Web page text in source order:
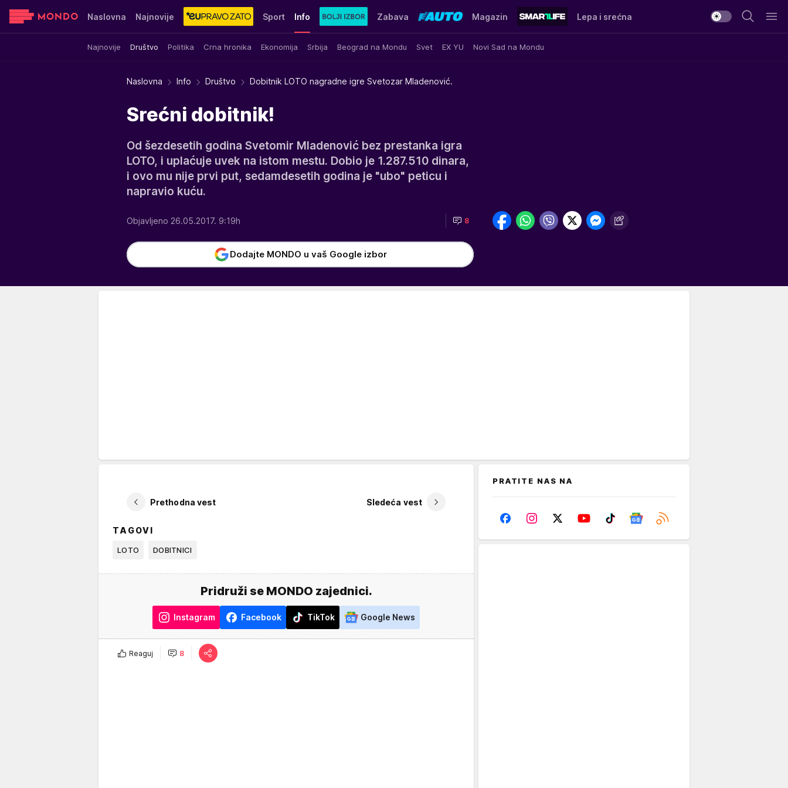
Naslovna Najnovije Sport Info
Najnovije Društvo Politika Crna hronika Ekonomija Srbija Beograd na Mondu Svet EX YU Novi Sad na Mondu
Zabava Magazin Lepa i srećna
Sensa Stvar ukusa Yumama
Naslovna Info Društvo Dobitnik LOTO nagradne igre Svetozar Mladenović.
Srećni dobitnik!
Od šezdesetih godina Svetomir Mladenović bez prestanka igra
LOTO, i uplaćuje uvek na istom mestu. Dobio je 1.287.510 dinara,
i ovo mu nije prvi put, sedamdesetih godina je "ubo" peticu i
napravio kuću.
Objavljeno 26.05.2017. 9:19h 8
Dodajte MONDO u vaš Google izbor
Prethodna vest Sledeća vest
TAGOVI
LOTO DOBITNICI
Pridruži se MONDO zajednici.
Instagram Facebook TikTok Google News
Reaguj 8
PRATITE NAS NA